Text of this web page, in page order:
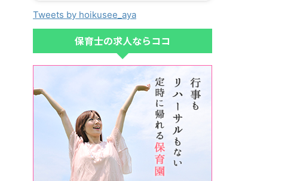
Tweets by hoikusee_aya
保育士の求人ならココ